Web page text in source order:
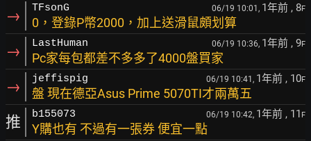
→ TFsonG 06/19 10:01, 1年前 , 8F
0，登錄P幣2000，加上送滑鼠頗划算
→ LastHuman 06/19 10:36, 1年前 , 9F
Pc家每包都差不多多了4000盤買家
→ jeffispig 06/19 10:41, 1年前 , 10F
盤 現在德亞Asus Prime 5070TI才兩萬五
推 b155073 06/19 10:42, 1年前 , 11 F
Y購也有 不過有一張券 便宜一點